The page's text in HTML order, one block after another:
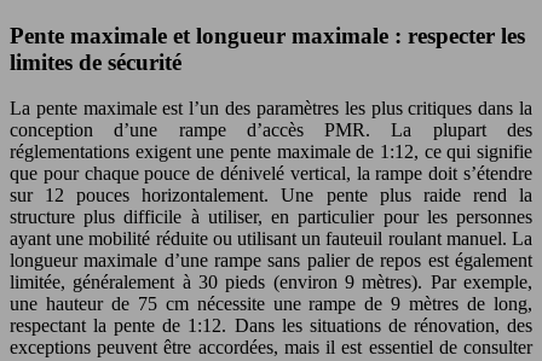
Pente maximale et longueur maximale : respecter les
limites de sécurité
La pente maximale est l’un des paramètres les plus critiques dans la
conception d’une rampe d’accès PMR. La plupart des
réglementations exigent une pente maximale de 1:12, ce qui signifie
que pour chaque pouce de dénivelé vertical, la rampe doit s’étendre
sur 12 pouces horizontalement. Une pente plus raide rend la
structure plus difficile à utiliser, en particulier pour les personnes
ayant une mobilité réduite ou utilisant un fauteuil roulant manuel. La
longueur maximale d’une rampe sans palier de repos est également
limitée, généralement à 30 pieds (environ 9 mètres). Par exemple,
une hauteur de 75 cm nécessite une rampe de 9 mètres de long,
respectant la pente de 1:12. Dans les situations de rénovation, des
exceptions peuvent être accordées, mais il est essentiel de consulter